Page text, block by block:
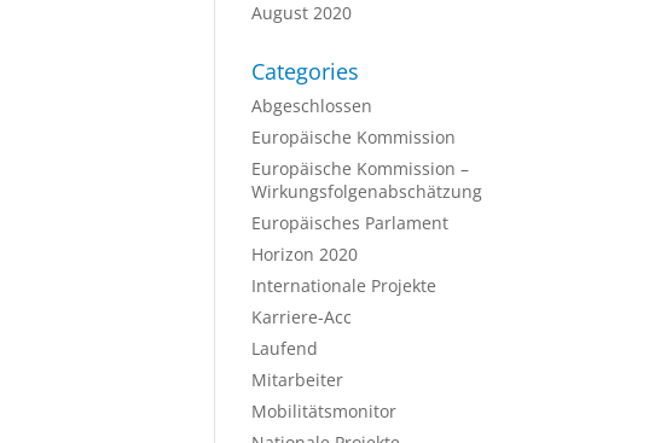
August 2020
Categories
Abgeschlossen
Europäische Kommission
Europäische Kommission –
Wirkungsfolgenabschätzung
Europäisches Parlament
Horizon 2020
Internationale Projekte
Karriere-Acc
Laufend
Mitarbeiter
Mobilitätsmonitor